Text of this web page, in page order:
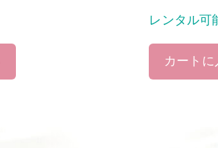
レンタル可
カートに